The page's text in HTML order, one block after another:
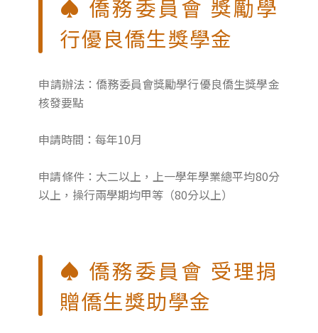
♠ 僑務委員會 獎勵學
行優良僑生獎學金
申請辦法：僑務委員會獎勵學行優良僑生獎學金
核發要點
申請時間：每年10月
申請條件：大二以上，上一學年學業總平均80分
以上，操行兩學期均甲等（80分以上）
♠ 僑務委員會 受理捐
贈僑生獎助學金